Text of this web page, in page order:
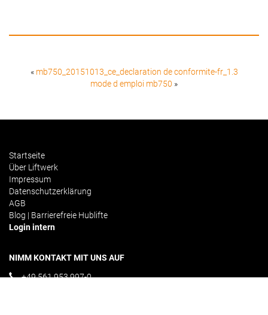
« mb750_20151013_ce_declaration de conformite-fr_1.3
mode d emploi mb750 »
Startseite
Über Liftwerk
Impressum
Datenschutzerklärung
AGB
Blog | Barrierefreie Hublifte
Login intern
NIMM KONTAKT MIT UNS AUF
+49 561 953 997-0